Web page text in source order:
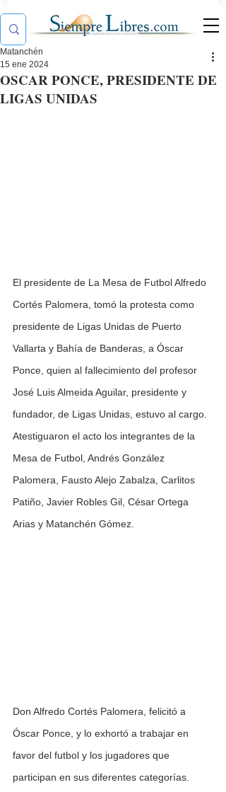
OSCAR PONCE, PRESIDENTE DE
LIGAS UNIDAS
Matanchén
15 ene 2024
El presidente de La Mesa de Futbol Alfredo
Cortés Palomera, tomó la protesta como
presidente de Ligas Unidas de Puerto
Vallarta y Bahía de Banderas, a Óscar
Ponce, quien al fallecimiento del profesor
José Luis Almeida Aguilar, presidente y
fundador, de Ligas Unidas, estuvo al cargo.
Atestiguaron el acto los integrantes de la
Mesa de Futbol, Andrés González
Palomera, Fausto Alejo Zabalza, Carlitos
Patiño, Javier Robles Gil, César Ortega
Arias y Matanchén Gómez.
Don Alfredo Cortés Palomera, felicitó a
Óscar Ponce, y lo exhortó a trabajar en
favor del futbol y los jugadores que
participan en sus diferentes categorías.